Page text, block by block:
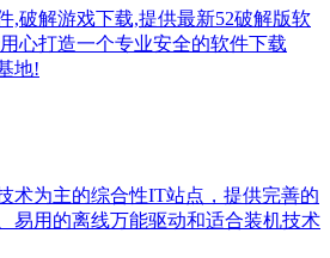
,破解游戏下载,提供最新52破解版软
心打造一个专业安全的软件下载
地!
术为主的综合性IT站点，提供完善的
易用的离线万能驱动和适合装机技术